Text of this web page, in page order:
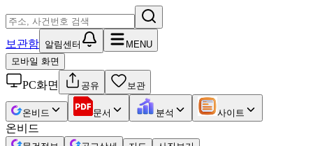
보관함 알림센터
MENU
모바일 화면
PC화면 공유 보관
온비드 문서 분석 사이트
온비드